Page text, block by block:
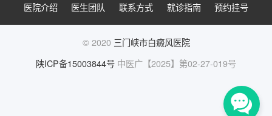
陕西白癜风医院 西安白癜风医院 西安治疗白癜风
医院介绍 医生团队 联系方式 就诊指南 预约挂号
© 2020 三门峡市白癜风医院
陕ICP备15003844号 中医广【2025】第02-27-019号